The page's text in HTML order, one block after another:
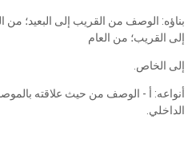
بناؤه: الوصف من القريب إلى البعيد؛ من
إلى القريب؛ من العام
إلى الخاص.
أنواعه: أ - الوصف من حيث علاقته
الداخلي.